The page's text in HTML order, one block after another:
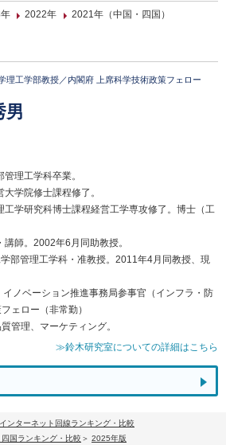
2022年 2021年（中国・四国）
理工学部教授／内閣府 上席科学技術政策フェロー
男
理工学科卒業。
学院修士課程修了。
学研究科博士課程経営工学専攻修了。博士（工
師。2002年6月同助教授。
部管理工学科・准教授。2011年4月同教授、現
ノベーション推進事務局参事官（インフラ・防
ェロー（非常勤）
管理、マーケティング。
≫鈴木研究室についての詳細はこちら
インターネット回線ランキング・比較
国ランキング・比較
2025年版